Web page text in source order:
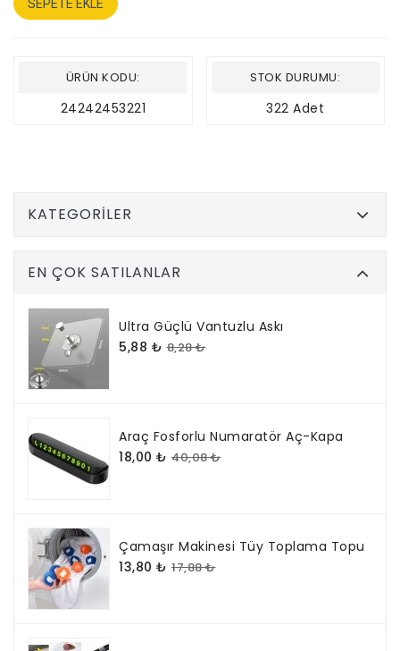
SEPETE EKLE
ÜRÜN KODU:
24242453221
STOK DURUMU:
322 Adet
KATEGORILER
EN ÇOK SATILANLAR
Ultra Güçlü Vantuzlu Askı
5,88 ₺ 8,28 ₺
Araç Fosforlu Numaratör Aç-Kapa
18,00 ₺ 40,08 ₺
Çamaşır Makinesi Tüy Toplama Topu
13,80 ₺ 17,88 ₺